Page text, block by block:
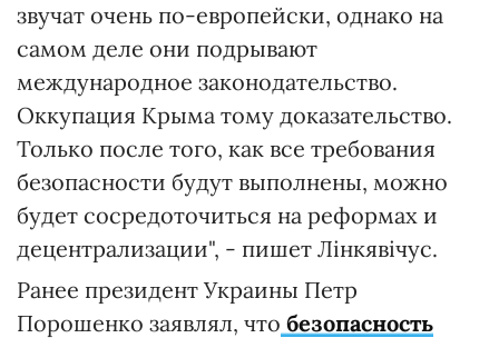
звучат очень по-европейски, однако на
самом деле они подрывают
международное законодательство.
Оккупация Крыма тому доказательство.
Только после того, как все требования
безопасности будут выполнены, можно
будет сосредоточиться на реформах и
децентрализации", - пишет Лінкявічус.
Ранее президент Украины Петр
Порошенко заявлял, что безопасность